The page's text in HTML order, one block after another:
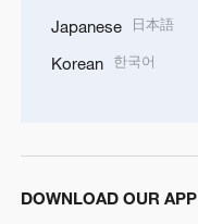
Japanese 日本語
Korean 한국어
DOWNLOAD OUR APP